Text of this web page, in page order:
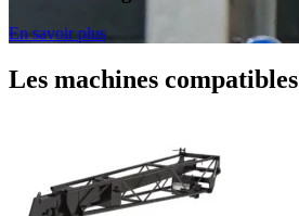
En savoir plus
Les machines compatibles